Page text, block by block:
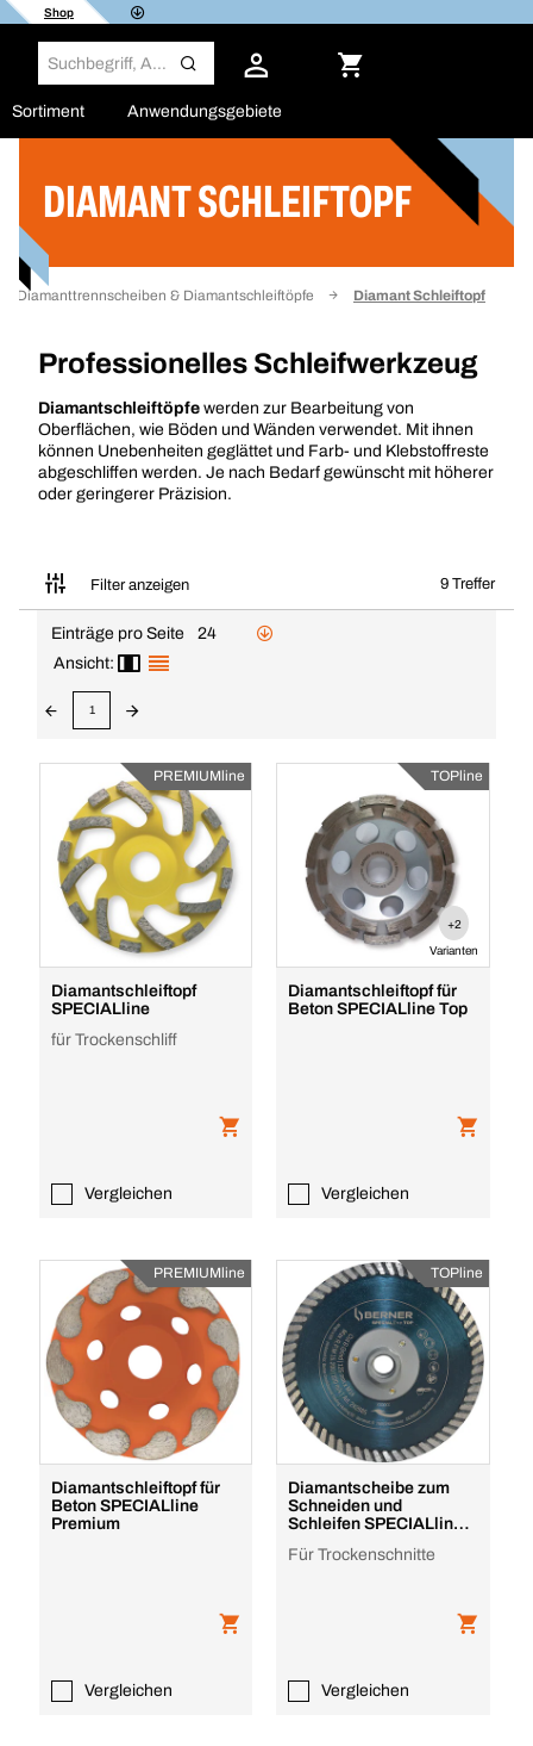
Shop
Sortiment Anwendungsgebiete
DIAMANT SCHLEIFTOPF
Diamanttrennscheiben & Diamantschleiftöpfe Diamant Schleiftopf
Professionelles Schleifwerkzeug
Diamantschleiftöpfe werden zur Bearbeitung von
Oberflächen, wie Böden und Wänden verwendet. Mit ihnen
können Unebenheiten geglättet und Farb- und Klebstoffreste
abgeschliffen werden. Je nach Bedarf gewünscht mit höherer
oder geringerer Präzision.
Filter anzeigen 9 Treffer
Filter
Einträge pro Seite
24
Ansicht:
1
PREMIUMline
Diamantschleiftopf
SPECIALline
für Trockenschliff
Vergleichen
TOPline
+2
Varianten
Diamantschleiftopf für
Beton SPECIALline Top
Vergleichen
PREMIUMline
Diamantschleiftopf für
Beton SPECIALline
Premium
Vergleichen
TOPline
Diamantscheibe zum
Schneiden und
Schleifen SPECIALline
Für Trockenschnitte
Vergleichen